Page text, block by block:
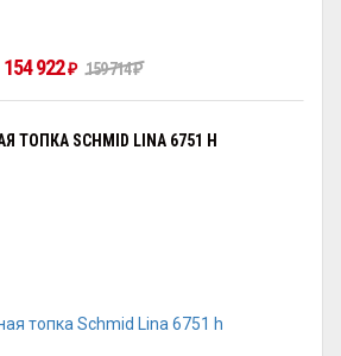
154 922 ₽ 159 714₽
ТОПКА SCHMID LINA 6751 H